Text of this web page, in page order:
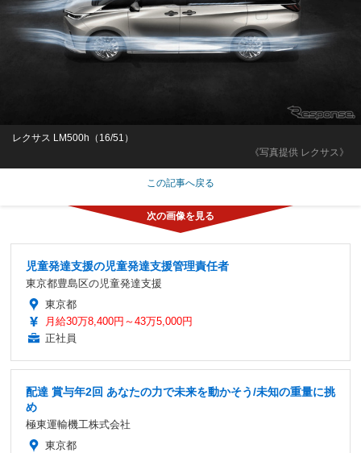
《写真提供 レクサス》
レクサス LM500h（16/51）
この記事へ戻る
児童発達支援の児童発達支援管理責任者
東京都豊島区の児童発達支援
東京都
月給30万8,400円～43万5,000円
正社員
配達 賞与年2回 あなたの力で未来を動かそう/未知の重量に挑
め
極東運輸機工株式会社
東京都